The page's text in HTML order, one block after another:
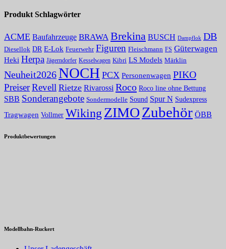
Produkt Schlagwörter
ACME Baufahrzeuge BRAWA Brekina BUSCH Dampflok DB
Diesellok DR E-Lok Feuerwehr Figuren Fleischmann FS Güterwagen
Heki Herpa Jägerndorfer Kesselwagen Kibri LS Models Märklin
Neuheit2026NOCH PCX Personenwagen PIKO
PreiserRevell Rietze Rivarossi Roco Roco line ohne Bettung
SBB Sonderangebote Sondermodelle Sound Spur N Sudexpress
Tragwagen Vollmer Wiking ZIMOZubehör ÖBB
Produktbewertungen
Modellbahn-Ruckert